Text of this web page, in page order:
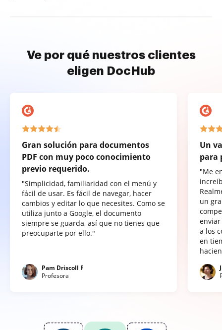
Ve por qué nuestros clientes
eligen DocHub
Gran solución para documentos
PDF con muy poco conocimiento
previo requerido.
"Simplicidad, familiaridad con el menú y
fácil de usar. Es fácil de navegar, hacer
cambios y editar lo que necesites. Como se
utiliza junto a Google, el documento
siempre se guarda, así que no tienes que
preocuparte por ello."
Pam Driscoll F
Profesora
Un
para
"Me
un
a los
en